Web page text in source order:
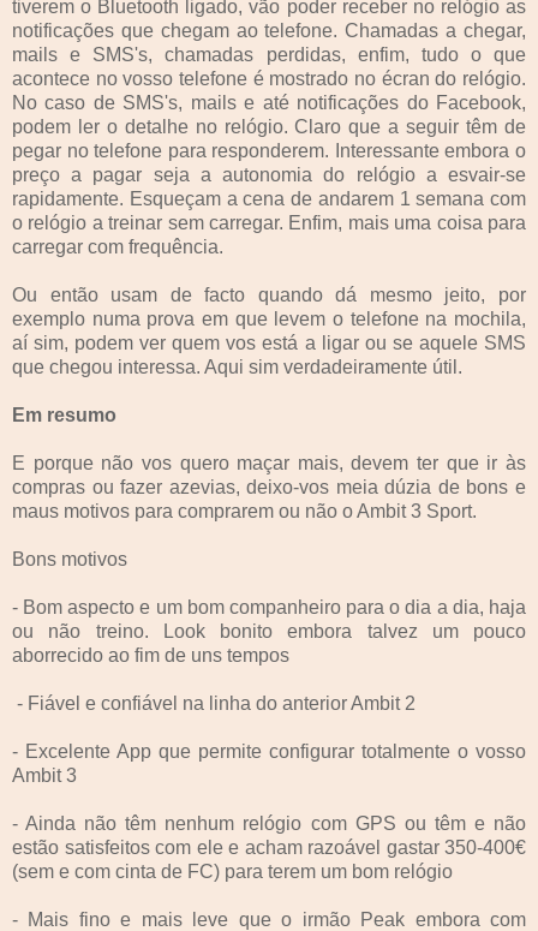
tiverem o Bluetooth ligado, vão poder receber no relógio as
notificações que chegam ao telefone. Chamadas a chegar,
mails e SMS's, chamadas perdidas, enfim, tudo o que
acontece no vosso telefone é mostrado no écran do relógio.
No caso de SMS's, mails e até notificações do Facebook,
podem ler o detalhe no relógio. Claro que a seguir têm de
pegar no telefone para responderem. Interessante embora o
preço a pagar seja a autonomia do relógio a esvair-se
rapidamente. Esqueçam a cena de andarem 1 semana com
o relógio a treinar sem carregar. Enfim, mais uma coisa para
carregar com frequência.
Ou então usam de facto quando dá mesmo jeito, por
exemplo numa prova em que levem o telefone na mochila,
aí sim, podem ver quem vos está a ligar ou se aquele SMS
que chegou interessa. Aqui sim verdadeiramente útil.
Em resumo
E porque não vos quero maçar mais, devem ter que ir às
compras ou fazer azevias, deixo-vos meia dúzia de bons e
maus motivos para comprarem ou não o Ambit 3 Sport.
Bons motivos
- Bom aspecto e um bom companheiro para o dia a dia, haja
ou não treino. Look bonito embora talvez um pouco
aborrecido ao fim de uns tempos
- Fiável e confiável na linha do anterior Ambit 2
- Excelente App que permite configurar totalmente o vosso
Ambit 3
- Ainda não têm nenhum relógio com GPS ou têm e não
estão satisfeitos com ele e acham razoável gastar 350-400€
(sem e com cinta de FC) para terem um bom relógio
- Mais fino e mais leve que o irmão Peak embora com